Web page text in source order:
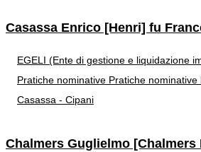
Casassa Enrico [Henri] fu
EGELI (Ente di gestione e liquidazione
Pratiche nominative Pratiche nominative
Casassa - Cipani
Chalmers Guglielmo [Chalmers